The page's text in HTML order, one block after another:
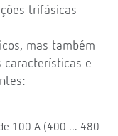
trifásicas
mas também
características e
100 A (400 ... 480